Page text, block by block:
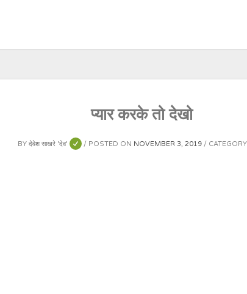
प्यार करके तो देखो
BYदेवेश साखरे 'देव' POSTED ON NOVEMBER 3, 2019